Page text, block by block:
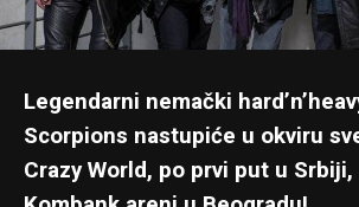
Legendarni nemački
Scorpions nastupiće u okviru
Crazy World, po prvi put u